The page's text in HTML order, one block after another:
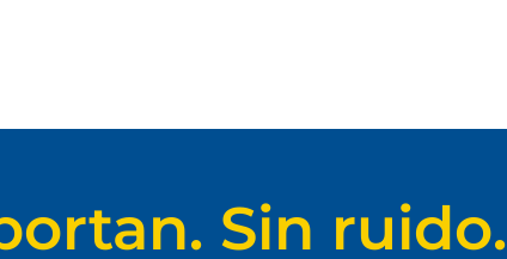
Sin ruido.